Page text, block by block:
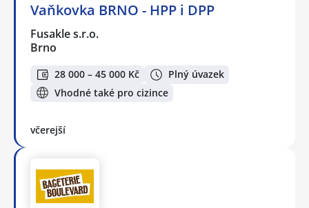
Vaňkovka BRNO - HPP i DPP
Fusakle s.r.o.
Brno
28 000 – 45 000 Kč
Plný úvazek
Vhodné také pro cizince
včerejší